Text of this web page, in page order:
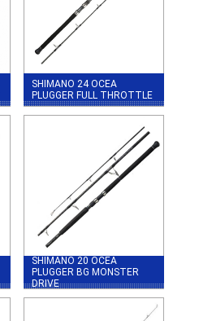
SHIMANO 24 OCEA
PLUGGER FULL THROTTLE
SHIMANO 20 OCEA
PLUGGER BG MONSTER
DRIVE